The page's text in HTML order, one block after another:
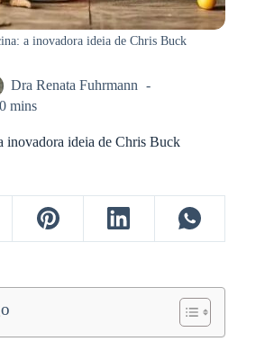
a inovadora ideia de Chris Buck
Dra Renata Fuhrmann
mins
inovadora ideia de Chris Buck